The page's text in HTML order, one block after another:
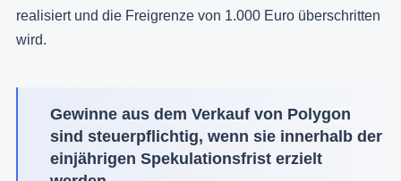
realisiert und die Freigrenze von 1.000 Euro überschritten
wird.
Gewinne aus dem Verkauf von Polygon
sind steuerpflichtig, wenn sie innerhalb der
einjährigen Spekulationsfrist erzielt